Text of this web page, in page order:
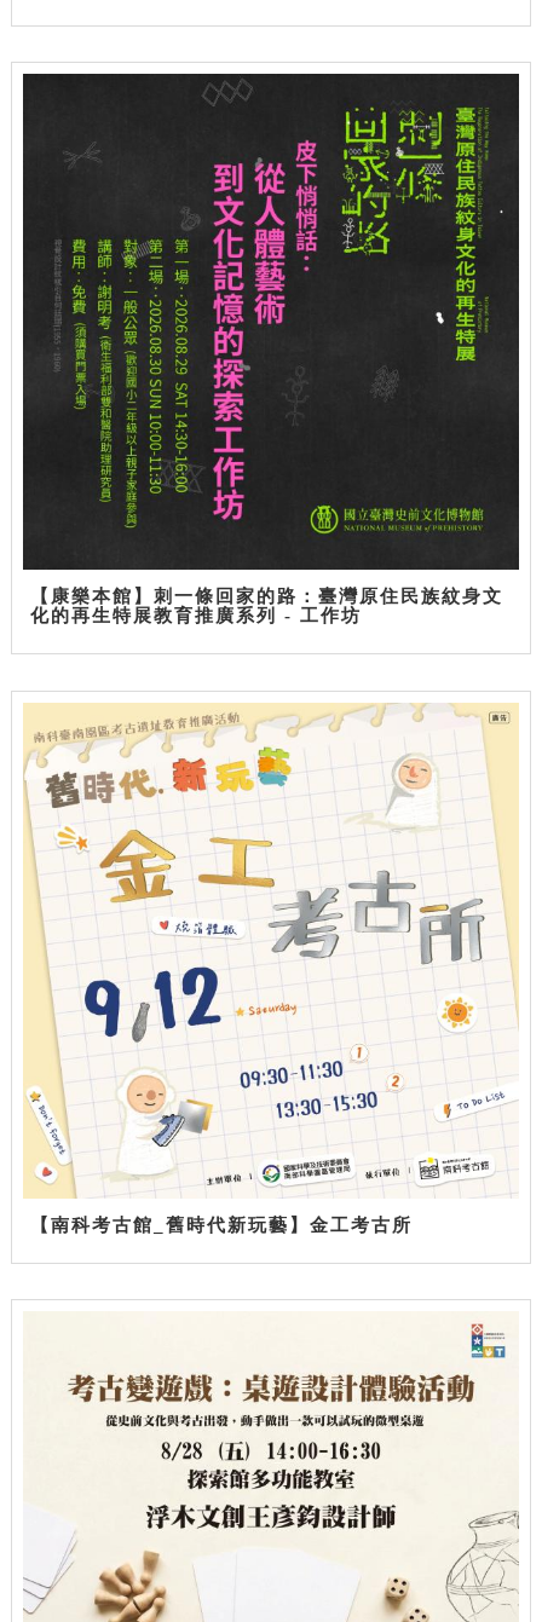
【康樂本館】刺一條回家的路：臺灣原住民族紋身文
化的再生特展教育推廣系列 - 工作坊
【南科考古館_舊時代新玩藝】金工考古所